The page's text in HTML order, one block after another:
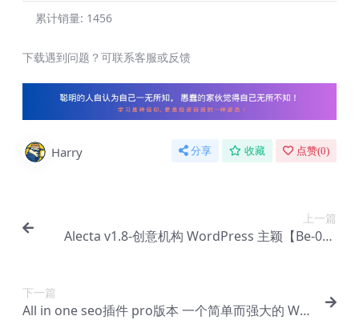
累计销量: 1456
下载遇到问题？可联系客服或反馈
Harry 分享 收藏 点赞(0)
上一篇
Alecta v1.8-创意机构 WordPress 主颖【Be-000
下一篇
All in one seo插件 pro版本 一个简单而强大的 Wo